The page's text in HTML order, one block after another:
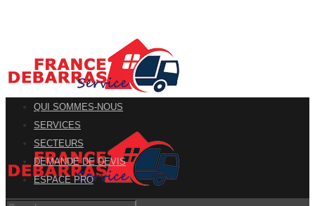
QUI SOMMES-NOUS
SERVICES
SECTEURS
DEMANDE DE DEVIS
ESPACE PRO